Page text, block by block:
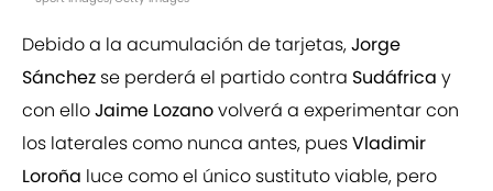
Debido a la acumulación de tarjetas,Jorge
Sánchez se perderá el partido contra Sudáfrica y
con elloJaime Lozanovolverá a experimentar con
los laterales como nunca antes, puesVladimir
Loroña luce como el único sustituto viable, pero